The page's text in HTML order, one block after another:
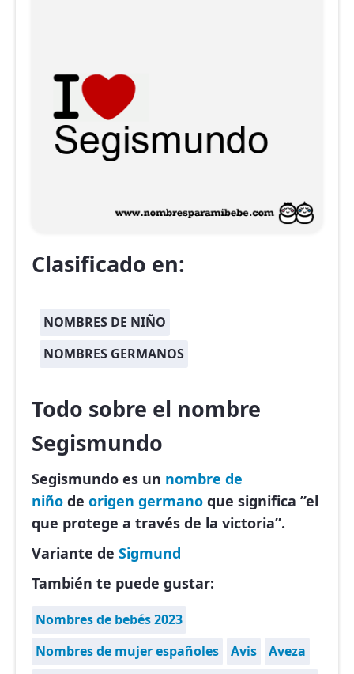
Clasificado en:
NOMBRES DE NIÑO
NOMBRES GERMANOS
Todo sobre el nombre
Segismundo
Segismundo es un nombre de
niño de origen germano que significa ”el
que protege a través de la victoria”.
Variante de Sigmund
También te puede gustar:
Nombres de bebés 2023
Nombres de mujer españoles
Avis
Aveza